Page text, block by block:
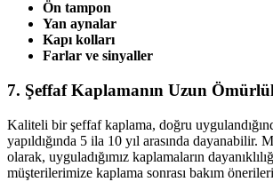
Ön tampon
Yan aynalar
Kapı kolları
Farlar ve sinyaller
7. Şeffaf Kaplamanın Uzun
Kaliteli bir şeffaf kaplama, doğru
yapıldığında 5 ila 10 yıl arasında dayanabilir.
olarak, uyguladığımız kaplamaların
müşterilerimize kaplama sonrası bakım